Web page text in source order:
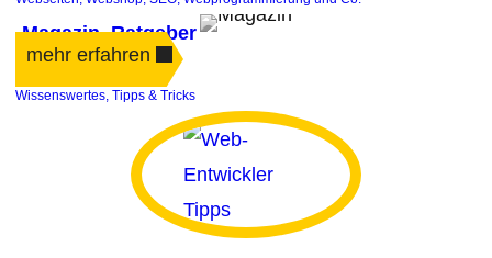
Magazin, Ratgeber
mehr erfahren
Wissenswertes, Tipps & Tricks